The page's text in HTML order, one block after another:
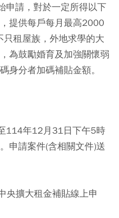
申請，對於一定所得以下
提供每戶每月最高2000
租屋族，外地求學的大
為鼓勵婚育及加強關懷弱
身分者加碼補貼金額。
114年12月31日下午5時
申請案件(含相關文件)送
央擴大租金補貼線上申